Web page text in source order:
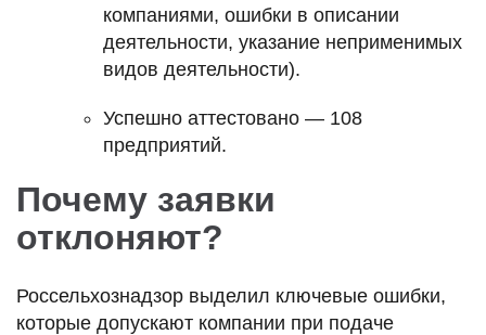
компаниями, ошибки в описании
деятельности, указание неприменимых
видов деятельности).
Успешно аттестовано — 108
предприятий.
Почему заявки
отклоняют?
Россельхознадзор выделил ключевые ошибки,
которые допускают компании при подаче